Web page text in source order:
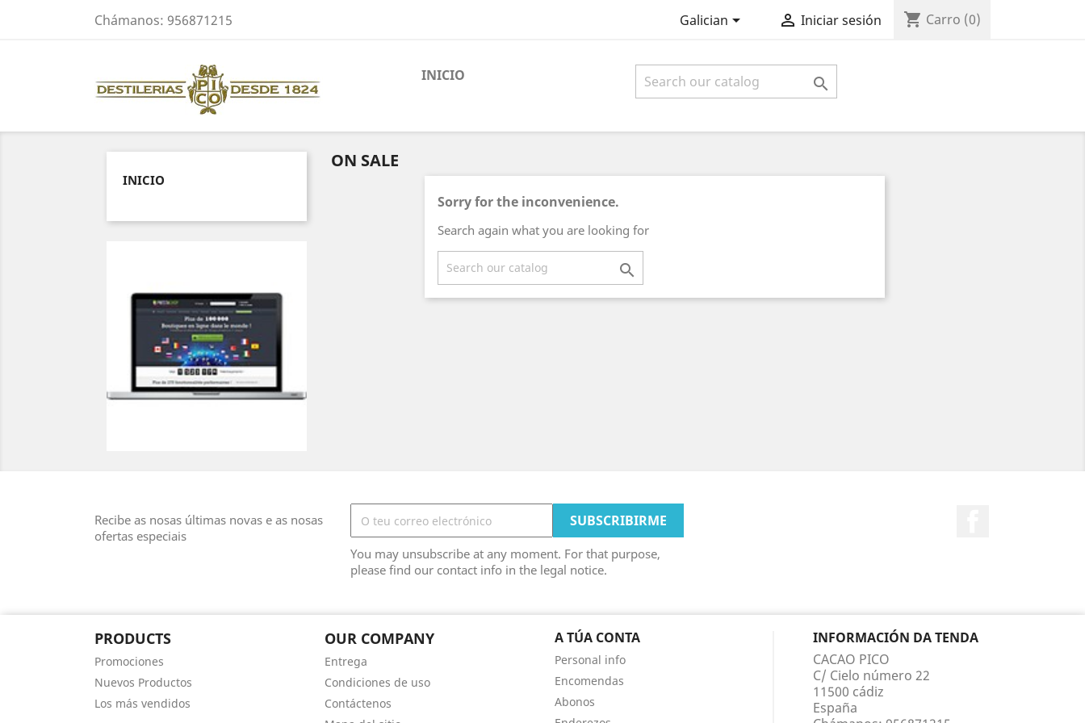
Chámanos: 956871215 Galician  Iniciar sesión shopping_cart Carro (0)
INICIO 
INICIO
ON SALE
Sorry for the inconvenience.
Search again what you are looking for

Recibe as nosas últimas novas e as nosas
ofertas especiais
You may unsubscribe at any moment. For that purpose,
please find our contact info in the legal notice.
PRODUCTS
Promociones
Nuevos Productos
Los más vendidos
OUR COMPANY
Entrega
Condiciones de uso
Contáctenos
A TÚA CONTA
Personal info
Encomendas
Abonos
INFORMACIÓN DA TENDA
CACAO PICO
C/ Cielo número 22
11500 cádiz
España